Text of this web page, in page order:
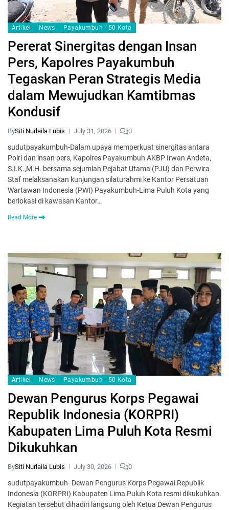
Artikel News Payakumbuh - 50 Kota
Pererat Sinergitas dengan Insan
Pers, Kapolres Payakumbuh
Tegaskan Peran Strategis Media
dalam Mewujudkan Kamtibmas
Kondusif
BySiti Nurlaila Lubis July 31, 2026 0
sudutpayakumbuh-Dalam upaya memperkuat sinergitas antara
Polri dan insan pers, Kapolres Payakumbuh AKBP Irwan Andeta,
S.I.K.,M.H. bersama sejumlah Pejabat Utama (PJU) dan Perwira
Staf melaksanakan kunjungan silaturahmi ke Kantor Persatuan
Wartawan Indonesia (PWI) Payakumbuh-Lima Puluh Kota yang
berlokasi di kawasan Kantor…
Read More
Artikel News Payakumbuh - 50 Kota
Dewan Pengurus Korps Pegawai
Republik Indonesia (KORPRI)
Kabupaten Lima Puluh Kota Resmi
Dikukuhkan
BySiti Nurlaila Lubis July 30, 2026 0
sudutpayakumbuh- Dewan Pengurus Korps Pegawai Republik
Indonesia (KORPRI) Kabupaten Lima Puluh Kota resmi dikukuhkan.
Kegiatan tersebut dihadiri langsung oleh Ketua Dewan Pengurus